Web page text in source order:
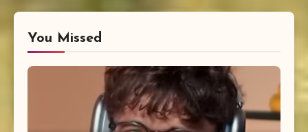
publications
You Missed